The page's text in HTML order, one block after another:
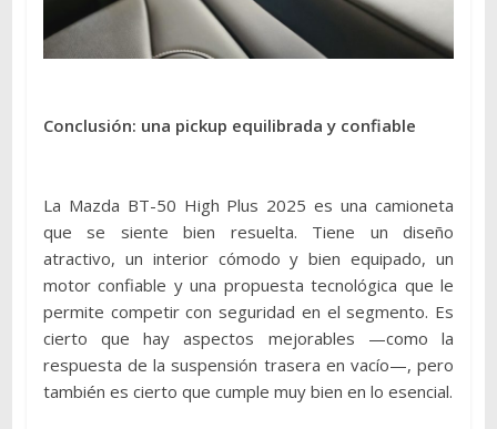
Conclusión: una pickup equilibrada y confiable
La Mazda BT-50 High Plus 2025 es una camioneta
que se siente bien resuelta. Tiene un diseño
atractivo, un interior cómodo y bien equipado, un
motor confiable y una propuesta tecnológica que le
permite competir con seguridad en el segmento. Es
cierto que hay aspectos mejorables —como la
respuesta de la suspensión trasera en vacío—, pero
también es cierto que cumple muy bien en lo esencial.